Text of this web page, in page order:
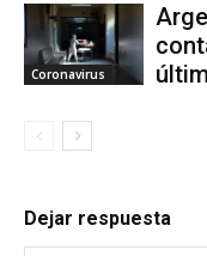
Coronavirus
Dejar respuesta